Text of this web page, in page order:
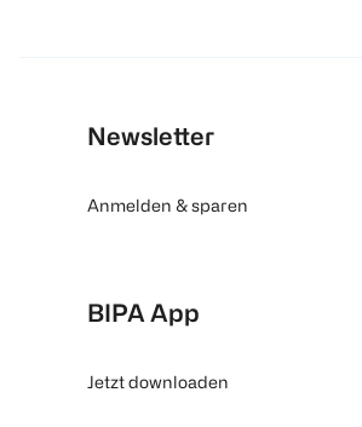
Newsletter
Anmelden & sparen
BIPA App
Jetzt downloaden